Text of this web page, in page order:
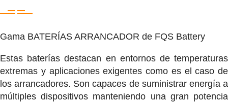
Gama BATERÍAS ARRANCADOR de FQS Battery
Estas baterías destacan en entornos de temperaturas
extremas y aplicaciones exigentes como es el caso de
los arrancadores. Son capaces de suministrar energía a
múltiples dispositivos manteniendo una gran potencia